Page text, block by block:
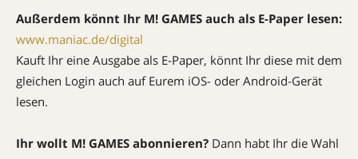
Außerdem könnt Ihr M! GAMES auch als E-Paper lesen:
www.maniac.de/digital
Kauft Ihr eine Ausgabe als E-Paper, könnt Ihr diese mit dem
gleichen Login auch auf Eurem iOS- oder Android-Gerät
lesen.
Ihr wollt M! GAMES abonnieren? Dann habt Ihr die Wahl